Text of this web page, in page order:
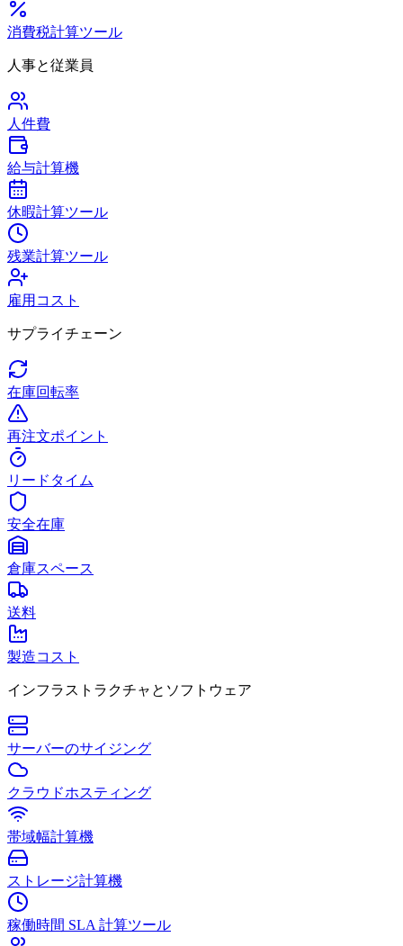
消費税計算ツール
人事と従業員
人件費
給与計算機
休暇計算ツール
残業計算ツール
雇用コスト
サプライチェーン
在庫回転率
再注文ポイント
リードタイム
安全在庫
倉庫スペース
送料
製造コスト
インフラストラクチャとソフトウェア
サーバーのサイジング
クラウドホスティング
帯域幅計算機
ストレージ計算機
稼働時間 SLA 計算ツール